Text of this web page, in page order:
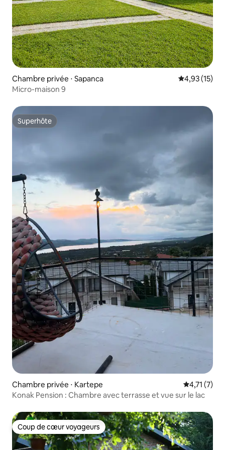
Chambre privée ⋅ Sapanca Évaluation
4,93 (15)
Micro-maison 9
Superhôte
Superhôte
Chambre privée ⋅ Kartepe Évaluation
4,71 (7)
Konak Pension : Chambre avec terrasse et vue sur le lac
Coup de cœur voyageurs
Coup de cœur voyageurs